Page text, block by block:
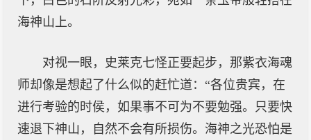
海神山上。
对视一眼，史莱克七怪正要起步，那紫衣海魂
师却像是想起了什么似的赶忙道：“各位贵宾，在
进行考验的时侯，如果事不可为不要勉强。只要快
速退下神山，自然不会有所损伤。海神之光恐怕是